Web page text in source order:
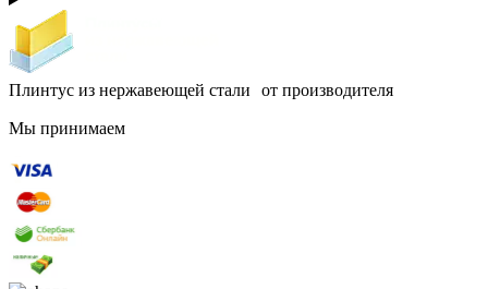
Плинтус из нержавеющей стали от производителя
Мы принимаем